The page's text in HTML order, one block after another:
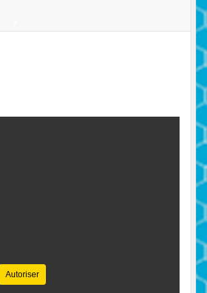
Autoriser